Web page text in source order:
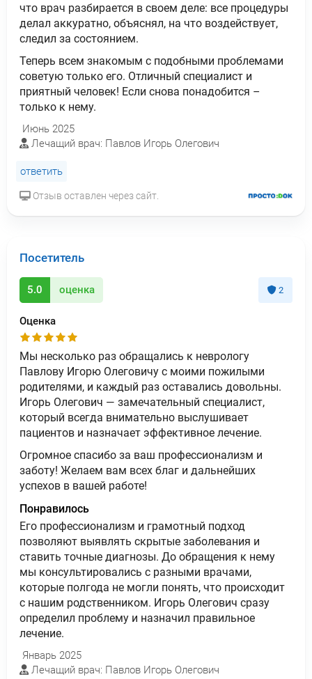
что врач разбирается в своем деле: все процедуры
делал аккуратно, объяснял, на что воздействует,
следил за состоянием.
Теперь всем знакомым с подобными проблемами
советую только его. Отличный специалист и
приятный человек! Если снова понадобится –
только к нему.
Июнь 2025
Лечащий врач: Павлов Игорь Олегович
ответить
Отзыв оставлен через сайт.
Посетитель
5.0 оценка 2
Оценка
Мы несколько раз обращались к неврологу
Павлову Игорю Олеговичу с моими пожилыми
родителями, и каждый раз оставались довольны.
Игорь Олегович — замечательный специалист,
который всегда внимательно выслушивает
пациентов и назначает эффективное лечение.
Огромное спасибо за ваш профессионализм и
заботу! Желаем вам всех благ и дальнейших
успехов в вашей работе!
Понравилось
Его профессионализм и грамотный подход
позволяют выявлять скрытые заболевания и
ставить точные диагнозы. До обращения к нему
мы консультировались с разными врачами,
которые полгода не могли понять, что происходит
с нашим родственником. Игорь Олегович сразу
определил проблему и назначил правильное
лечение.
Январь 2025
Лечащий врач: Павлов Игорь Олегович